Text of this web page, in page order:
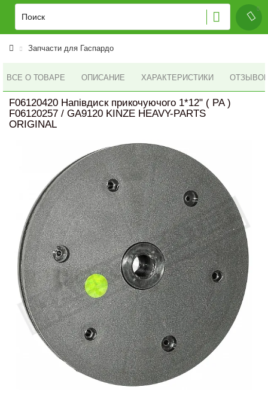
Запчасти для Гаспардо
ВСЕ О ТОВАРЕ ОПИСАНИЕ ХАРАКТЕРИСТИКИ ОТЗЫВОВ
F06120420 Напівдиск прикочуючого 1*12" ( PA )
F06120257 / GA9120 KINZE HEAVY-PARTS
ORIGINAL